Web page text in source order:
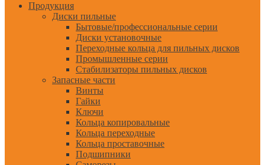
Продукция
Диски пильные
Бытовые/профессиональные серии
Диски установочные
Переходные кольца для пильных дисков
Промышленные серии
Стабилизаторы пильных дисков
Запасные части
Винты
Гайки
Ключи
Кольца копировальные
Кольца переходные
Кольца проставочные
Подшипники